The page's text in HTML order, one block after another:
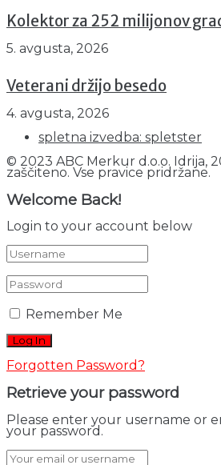
Kolektor za 252 milijonov
5. avgusta, 2026
Veterani držijo besedo
4. avgusta, 2026
spletna izvedba: spletster
© 2023 ABC Merkur d.o.o. Idrija,
zaščiteno. Vse pravice pridržane.
Welcome Back!
Login to your account below
Remember Me
Forgotten Password?
Retrieve your password
Please enter your username or
your password.